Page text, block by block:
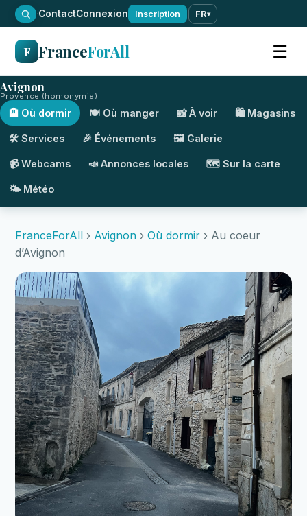
·ContactConnexion Inscription FR▾
F FranceForAll ☰
Avignon
Provence (homonymie)
🏨 Où dormir 🍽️ Où manger 📸 À voir 🛍️ Magasins
🛠️ Services 🎉 Événements 🖼️ Galerie
📹 Webcams 📣 Annonces locales 🗺️ Sur la carte
🌤️ Météo
FranceForAll › Avignon › Où dormir › Au coeur
d’Avignon